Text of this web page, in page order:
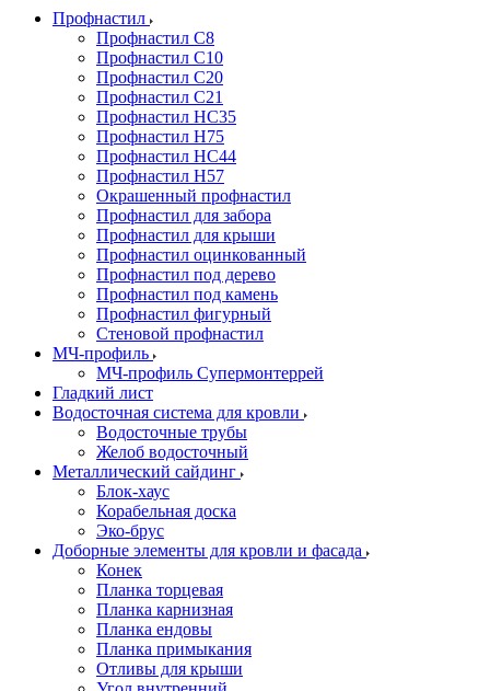
Профнастил
Профнастил С8
Профнастил С10
Профнастил С20
Профнастил С21
Профнастил НС35
Профнастил Н75
Профнастил HC44
Профнастил Н57
Окрашенный профнастил
Профнастил для забора
Профнастил для крыши
Профнастил оцинкованный
Профнастил под дерево
Профнастил под камень
Профнастил фигурный
Стеновой профнастил
МЧ-профиль
МЧ-профиль Супермонтеррей
Гладкий лист
Водосточная система для кровли
Водосточные трубы
Желоб водосточный
Металлический сайдинг
Блок-хаус
Корабельная доска
Эко-брус
Доборные элементы для кровли и фасада
Конек
Планка торцевая
Планка карнизная
Планка ендовы
Планка примыкания
Отливы для крыши